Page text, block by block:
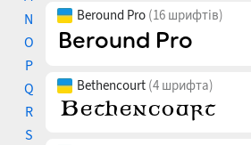
N
O
P
Q
R
S
Beround Pro (16 шрифтів)
Bethencourt (4 шрифта)